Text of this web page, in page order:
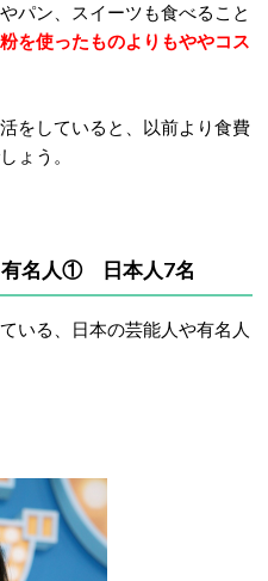
パン、スイーツも食べること
を使ったものよりもややコス
をしていると、以前より食費
ょう。
有名人① 日本人7名
いる、日本の芸能人や有名人